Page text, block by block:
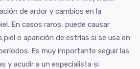
de ardor y cambios en la
En casos raros, puede causar
piel o aparición de estrías si se usa en
Es muy importante seguir las
y acudir a un especialista si